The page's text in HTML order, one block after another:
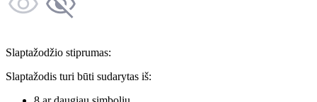
Slaptažodžio stiprumas:
Slaptažodis turi būti sudarytas iš: